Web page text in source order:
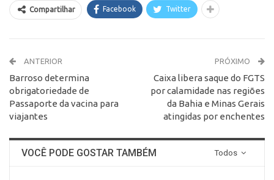
Compartilhar Facebook Twitter
ANTERIOR
Barroso determina
obrigatoriedade de
Passaporte da vacina para
viajantes
PRÓXIMO
Caixa libera saque do FGTS
por calamidade nas regiões
da Bahia e Minas Gerais
atingidas por enchentes
Todos
VOCÊ PODE GOSTAR TAMBÉM